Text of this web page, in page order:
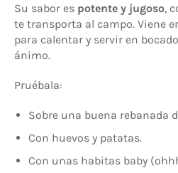
Su sabor es potente y jugoso,
te transporta al campo. Viene
para calentar y servir en
ánimo.
Pruébala:
Sobre una buena rebanada
Con huevos y patatas.
Con unas habitas baby